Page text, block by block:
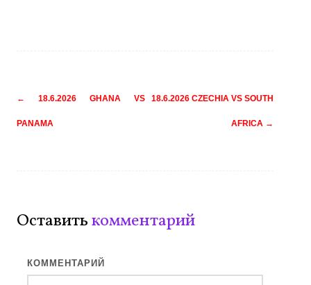
Навигация
← 18.6.2026 GHANA VS
PANAMA
18.6.2026 CZECHIA VS SOUTH
AFRICA →
Оставитькомментарий
КОММЕНТАРИЙ